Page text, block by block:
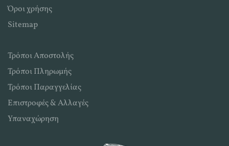
Όροι χρήσης
Sitemap
Τρόποι Αποστολής
Τρόποι Πληρωμής
Τρόποι Παραγγελίας
Επιστροφές & Αλλαγές
Υπαναχώρηση